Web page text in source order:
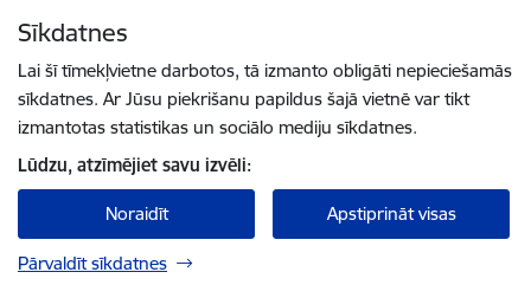
Sīkdatnes
Lai šī tīmekļvietne darbotos, tā izmanto obligāti nepieciešamās
sīkdatnes. Ar Jūsu piekrišanu papildus šajā vietnē var tikt
izmantotas statistikas un sociālo mediju sīkdatnes.
Lūdzu, atzīmējiet savu izvēli:
Noraidīt Apstiprināt visas
Pārvaldīt sīkdatnes